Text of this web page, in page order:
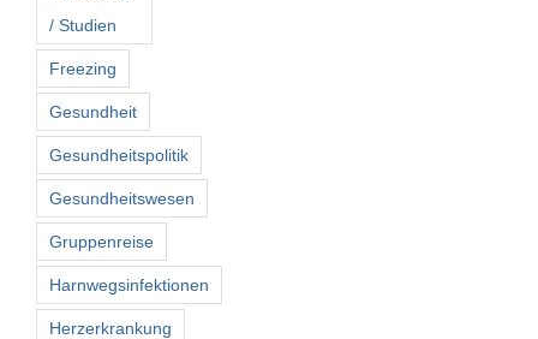
/ Studien
Freezing
Gesundheit
Gesundheitspolitik
Gesundheitswesen
Gruppenreise
Harnwegsinfektionen
Herzerkrankung